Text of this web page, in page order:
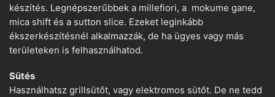
készítés. Legnépszerűbbek a millefiori, a mokume gane,
mica shift és a sutton slice. Ezeket leginkább
ékszerkészítésnél alkalmazzák, de ha ügyes vagy más
területeken is felhasználhatod.
Sütés
Használhatsz grillsütőt, vagy elektromos sütőt. De ne tedd